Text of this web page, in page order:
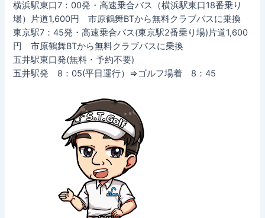
横浜駅東口7：00発・高速乗合バス（横浜駅東口18番乗り
場）片道1,600円 市原鶴舞BTから無料クラブバスに乗換
東京駅7：45発・高速乗合バス(東京駅2番乗り場)片道1,600
円 市原鶴舞BTから無料クラブバスに乗換
五井駅東口発(無料・予約不要)
五井駅発 8：05(平日運行）⇒ゴルフ場着 8：45